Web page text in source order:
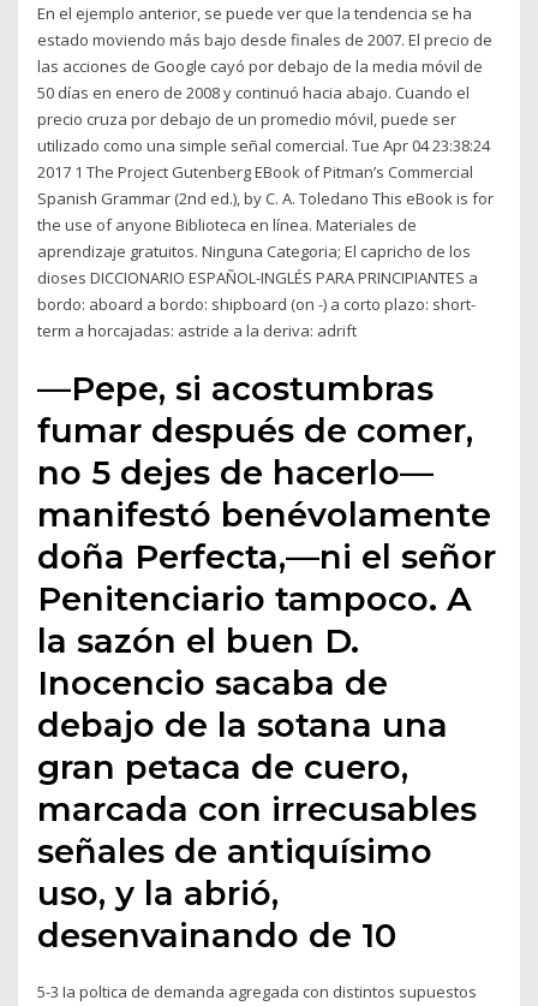
En el ejemplo anterior, se puede ver que la tendencia se ha
estado moviendo más bajo desde finales de 2007. El precio de
las acciones de Google cayó por debajo de la media móvil de
50 días en enero de 2008 y continuó hacia abajo. Cuando el
precio cruza por debajo de un promedio móvil, puede ser
utilizado como una simple señal comercial. Tue Apr 04 23:38:24
2017 1 The Project Gutenberg EBook of Pitman’s Commercial
Spanish Grammar (2nd ed.), by C. A. Toledano This eBook is for
the use of anyone Biblioteca en línea. Materiales de
aprendizaje gratuitos. Ninguna Categoria; El capricho de los
dioses DICCIONARIO ESPAÑOL-INGLÉS PARA PRINCIPIANTES a
bordo: aboard a bordo: shipboard (on -) a corto plazo: short-
term a horcajadas: astride a la deriva: adrift
—Pepe, si acostumbras
fumar después de comer,
no 5 dejes de hacerlo—
manifestó benévolamente
doña Perfecta,—ni el señor
Penitenciario tampoco. A
la sazón el buen D.
Inocencio sacaba de
debajo de la sotana una
gran petaca de cuero,
marcada con irrecusables
señales de antiquísimo
uso, y la abrió,
desenvainando de 10
5-3 Ia poltica de demanda agregada con distintos supuestos